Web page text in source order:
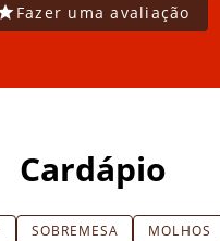
Fazer uma avaliação
Cardápio
SOBREMESA MOLHOS